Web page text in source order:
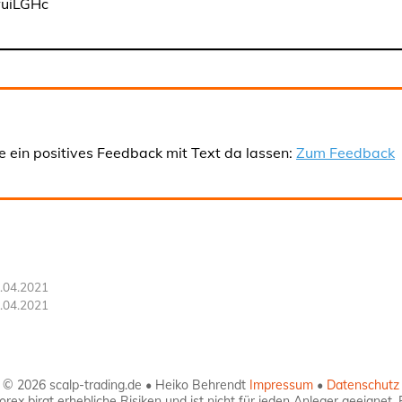
ein positives Feedback mit Text da lassen: Zum Feedback
© 2026 scalp-trading.de • Heiko Behrendt Impressum • Datenschutz